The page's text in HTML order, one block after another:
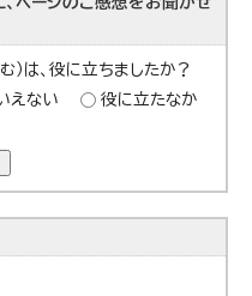
）は、役に立ちましたか？
えない
役に立たなか